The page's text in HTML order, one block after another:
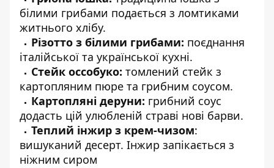
білими грибами подається з ломтиками
житнього хлібу.
Різотто з білими грибами: поєднання
італійської та української кухні.
Стейк оссобуко: томлений стейк з
картопляним пюре та грибним соусом.
Картопляні деруни: грибний соус
додасть цій улюбленій страві нові барви.
Теплий інжир з крем-чизом:
вишуканий десерт. Інжир запікається з
ніжним сиром